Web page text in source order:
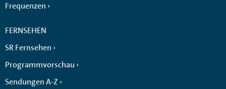
Frequenzen
FERNSEHEN
SR Fernsehen
Programmvorschau
Sendungen A-Z